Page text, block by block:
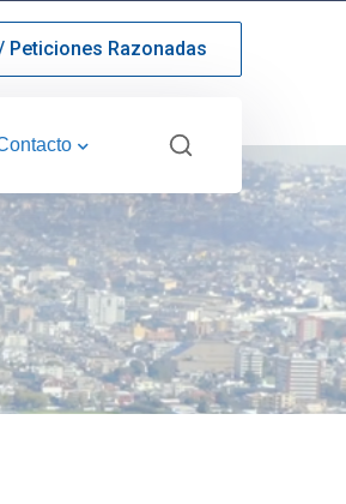
Peticiones Razonadas